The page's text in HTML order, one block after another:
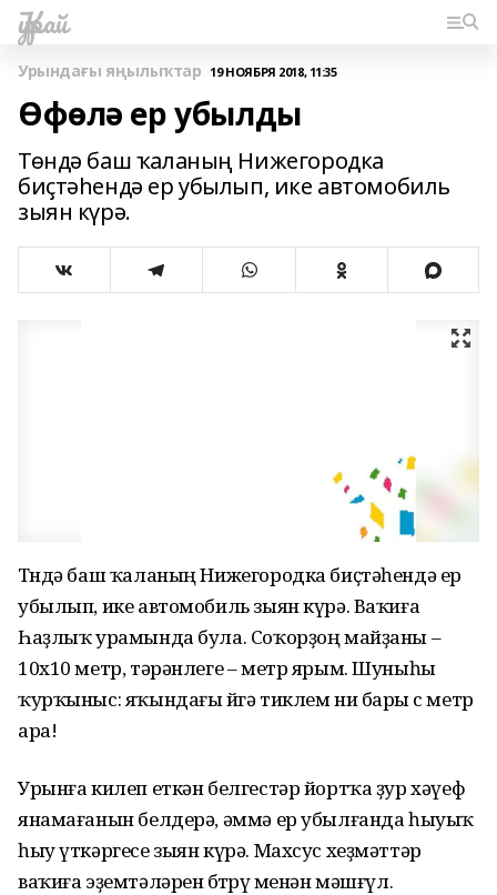
Ҡурай
Урындағы яңылыҡтар 19 НОЯБРЯ 2018, 11:35
Өфөлә ер убылды
Төндә баш ҡаланың Нижегородка
биҫтәһендә ер убылып, ике автомобиль
зыян күрә.
Төндә баш ҡаланың Нижегородка биҫтәһендә ер
убылып, ике автомобиль зыян күрә. Ваҡиға
Һаҙлыҡ урамында була. Соҡорҙоң майҙаны –
10х10 метр, тәрәнлеге – метр ярым. Шуныһы
ҡурҡыныс: яҡындағы өйгә тиклем ни бары өс метр
ара!
Урынға килеп еткән белгестәр йортҡа ҙур хәүеф
янамағанын белдерә, әммә ер убылғанда һыуыҡ
һыу үткәргесе зыян күрә. Махсус хеҙмәттәр
ваҡиға эҙемтәләрен бөтөрөү менән мәшғүл.